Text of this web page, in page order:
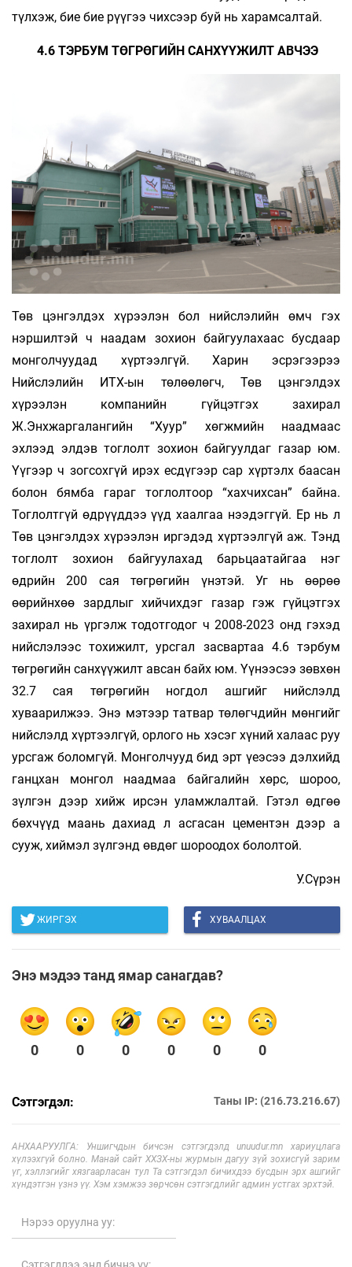
түлхэж, бие бие рүүгээ чихсээр буй нь харамсалтай.
4.6 ТЭРБУМ ТӨГРӨГИЙН САНХҮҮЖИЛТ АВЧЭЭ
Төв цэнгэлдэх хүрээлэн бол нийслэлийн өмч гэх
нэршилтэй ч наадам зохион байгуулахаас бусдаар
монголчуудад хүртээлгүй. Харин эсрэгээрээ
Нийслэлийн ИТХ-ын төлөөлөгч, Төв цэнгэлдэх
хүрээлэн компанийн гүйцэтгэх захирал
Ж.Энхжаргалангийн “Хуур” хөгжмийн наадмаас
эхлээд элдэв тоглолт зохион байгуулдаг газар юм.
Үүгээр ч зогсохгүй ирэх есдүгээр сар хүртэлх баасан
болон бямба гараг тоглолтоор “хахчихсан” байна.
Тоглолтгүй өдрүүддээ үүд хаалгаа нээдэггүй. Ер нь л
Төв цэнгэлдэх хүрээлэн иргэдэд хүртээлгүй аж. Тэнд
тоглолт зохион байгуулахад барьцаатайгаа нэг
өдрийн 200 сая төгрөгийн үнэтэй. Уг нь өөрөө
өөрийнхөө зардлыг хийчихдэг газар гэж гүйцэтгэх
захирал нь үргэлж тодотгодог ч 2008-2023 онд гэхэд
нийслэлээс тохижилт, урсгал засвартаа 4.6 тэрбум
төгрөгийн санхүүжилт авсан байх юм. Үүнээсээ зөвхөн
32.7 сая төгрөгийн ногдол ашгийг нийслэлд
хуваарилжээ. Энэ мэтээр татвар төлөгчдийн мөнгийг
нийслэлд хүртээлгүй, орлого нь хэсэг хүний халаас руу
урсгаж боломгүй. Монголчууд бид эрт үеэсээ дэлхийд
ганцхан монгол наадмаа байгалийн хөрс, шороо,
зүлгэн дээр хийж ирсэн уламжлалтай. Гэтэл өдгөө
бөхчүүд маань дахиад л асгасан цементэн дээр а
сууж, хиймэл зүлгэнд өвдөг шороодох бололтой.
У.Сүрэн
ЖИРГЭХ ХУВААЛЦАХ
Энэ мэдээ танд ямар санагдав?
0 0 0 0 0 0
Сэтгэгдэл: Таны IP: (216.73.216.67)
АНХААРУУЛГА: Уншигчдын бичсэн сэтгэгдэлд unuudur.mn хариуцлага
хүлээхгүй болно. Манай сайт ХХЗХ-ны журмын дагуу зүй зохисгүй зарим
үг, хэллэгийг хязгаарласан тул Та сэтгэгдэл бичихдээ бусдын эрх ашгийг
хүндэтгэн үзнэ үү. Хэм хэмжээ зөрчсөн сэтгэгдлийг админ устгах эрхтэй.